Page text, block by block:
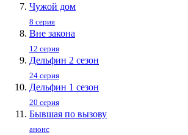
Чужой дом
8 серия
Вне закона
12 серия
Дельфин 2 сезон
24 серия
Дельфин 1 сезон
20 серия
Бывшая по вызову
анонс